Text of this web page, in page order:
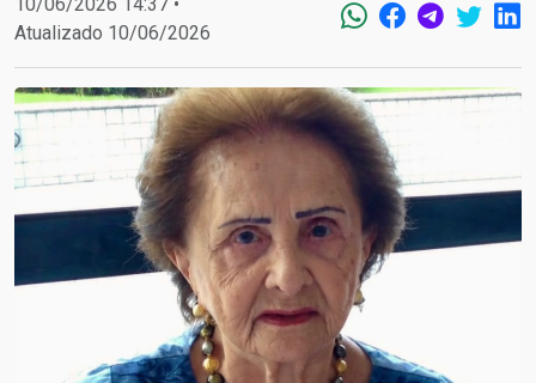
Atualizado 10/06/2026